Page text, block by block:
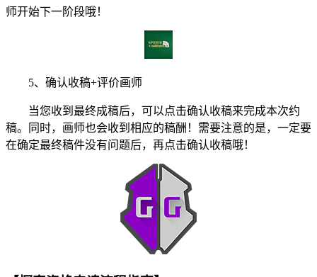
师开始下一阶段哦！
5、确认收稿+评价画师
当您收到最终成稿后，可以点击确认收稿来完成本次约
稿。同时，画师也会收到相应的稿酬！需要注意的是，一定要
在确定最终稿件没有问题后，再点击确认收稿哦！